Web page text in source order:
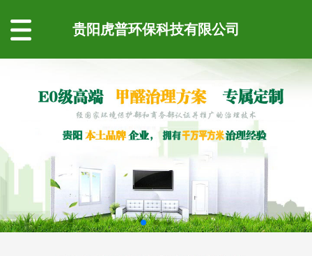
贵阳虎普环保科技有限公司